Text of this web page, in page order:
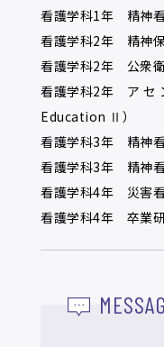
看護学科1年 精神
看護学科2年 精神
看護学科2年 公衆
看護学科2年 ア
Education Ⅱ）
看護学科3年 精神
看護学科3年 精神
看護学科4年 災害
看護学科4年 卒業